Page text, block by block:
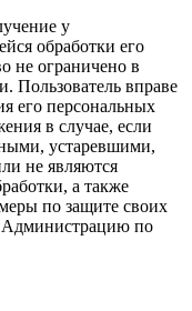
у
обработки его
не ограничено в
Пользователь вправе
его персональных
в случае, если
устаревшими,
не являются
а также
по защите своих
Администрацию по